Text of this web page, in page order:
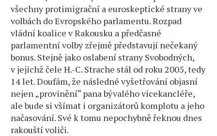
všechny protimigrační a euroskeptické strany ve
volbách do Evropského parlamentu. Rozpad
vládní koalice v Rakousku a předčasné
parlamentní volby zřejmě představují nečekaný
bonus. Stejně jako oslabení strany Svobodných,
v jejichž čele H.-C. Strache stál od roku 2005, tedy
14 let. Doufám, že následné vyšetřování objasní
nejen „provinění“ pana bývalého vicekancléře,
ale bude si všímat i organizátorů komplotu a jeho
načasování. Své k tomu nepochybně řeknou dnes
rakouští voliči.